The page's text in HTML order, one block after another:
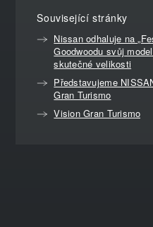
Související stránky
Nissan odhaluje na
Goodwoodu svůj
skutečné velikosti
Představujeme
Gran Turismo
Vision Gran Turismo